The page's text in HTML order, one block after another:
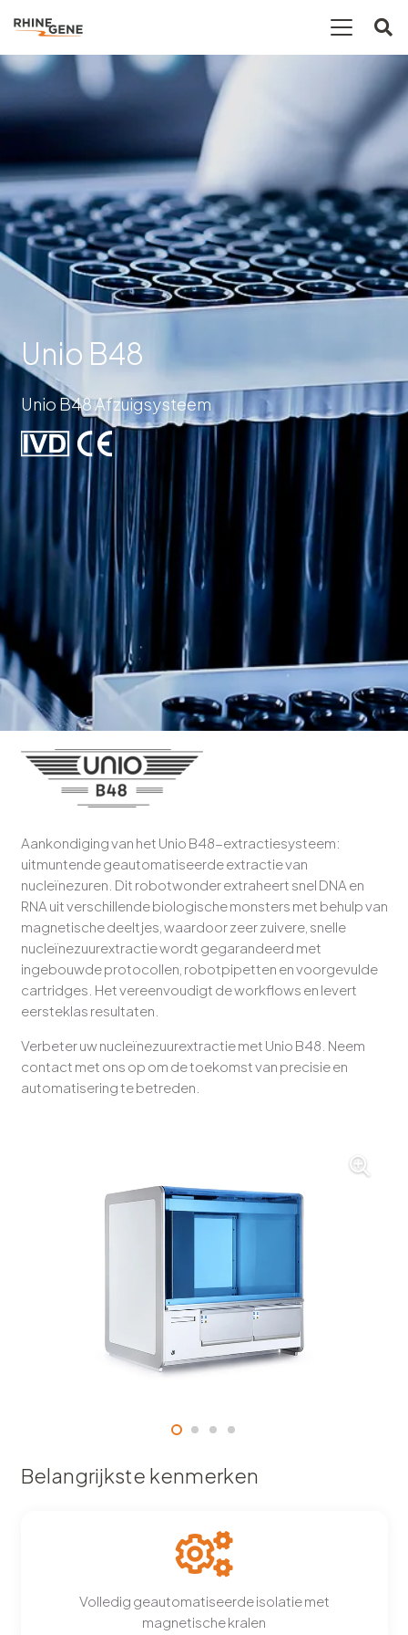
Unio B48
Unio B48 Afzuigsysteem
Aankondiging van het Unio B48-extractiesysteem:
uitmuntende geautomatiseerde extractie van
nucleïnezuren. Dit robotwonder extraheert snel DNA en
RNA uit verschillende biologische monsters met behulp van
magnetische deeltjes, waardoor zeer zuivere, snelle
nucleïnezuurextractie wordt gegarandeerd met
ingebouwde protocollen, robotpipetten en voorgevulde
cartridges. Het vereenvoudigt de workflows en levert
eersteklas resultaten.
Verbeter uw nucleïnezuurextractie met Unio B48. Neem
contact met ons op om de toekomst van precisie en
automatisering te betreden.
Belangrijkste kenmerken
Volledig geautomatiseerde isolatie met
magnetische kralen